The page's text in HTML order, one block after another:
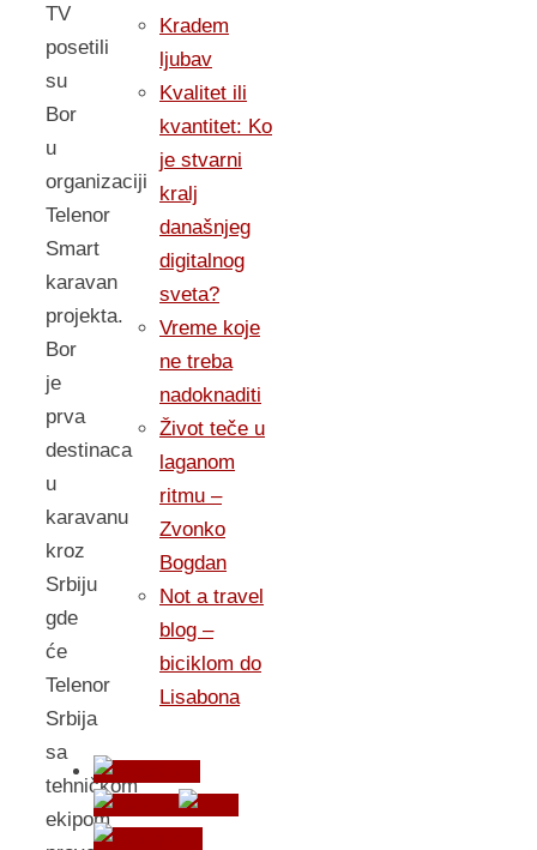
TV
posetili
su
Bor
u
organizaciji
Telenor
Smart
karavan
projekta.
Bor
je
prva
destinaca
u
karavanu
kroz
Srbiju
gde
će
Telenor
Srbija
sa
tehničkom
ekipom
Kradem
ljubav
Kvalitet ili
kvantitet: Ko
je stvarni
kralj
današnjeg
digitalnog
sveta?
Vreme koje
ne treba
nadoknaditi
Život teče u
laganom
ritmu –
Zvonko
Bogdan
Not a travel
blog –
biciklom do
Lisabona